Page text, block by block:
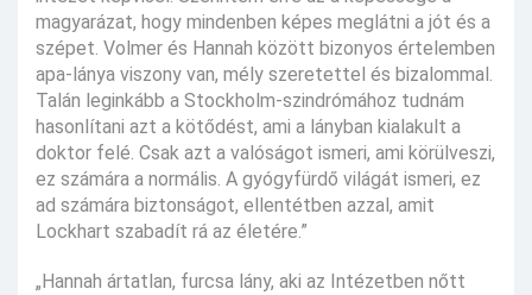
magyarázat, hogy mindenben képes meglátni a jót és a
szépet. Volmer és Hannah között bizonyos értelemben
apa-lánya viszony van, mély szeretettel és bizalommal.
Talán leginkább a Stockholm-szindrómához tudnám
hasonlítani azt a kötődést, ami a lányban kialakult a
doktor felé. Csak azt a valóságot ismeri, ami körülveszi,
ez számára a normális. A gyógyfürdő világát ismeri, ez
ad számára biztonságot, ellentétben azzal, amit
Lockhart szabadít rá az életére.”
„Hannah ártatlan, furcsa lány, aki az Intézetben nőtt